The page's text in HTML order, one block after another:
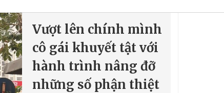
Vượt lên chính mình
cô gái khuyết tật với
hành trình nâng đỡ
những số phận thiệt